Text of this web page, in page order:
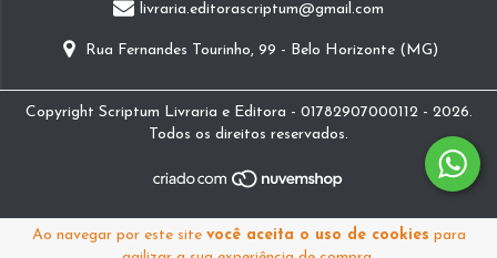
Ao navegar por este site você aceita o uso de cookies para
livraria.editorascriptum@gmail.com
Rua Fernandes Tourinho, 99 - Belo Horizonte (MG)
Copyright Scriptum Livraria e Editora - 01782907000112 - 2026.
Todos os direitos reservados.